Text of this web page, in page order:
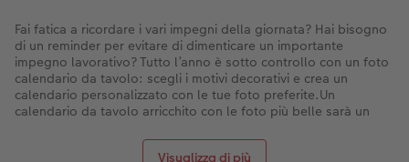
Visualizza di più
Fai fatica a ricordare i vari impegni della giornata? Hai bisogno
di un reminder per evitare di dimenticare un importante
impegno lavorativo? Tutto l’anno è sotto controllo con un foto
calendario da tavolo: scegli i motivi decorativi e crea un
calendario personalizzato con le tue foto preferite.Un
calendario da tavolo arricchito con le foto più belle sarà un